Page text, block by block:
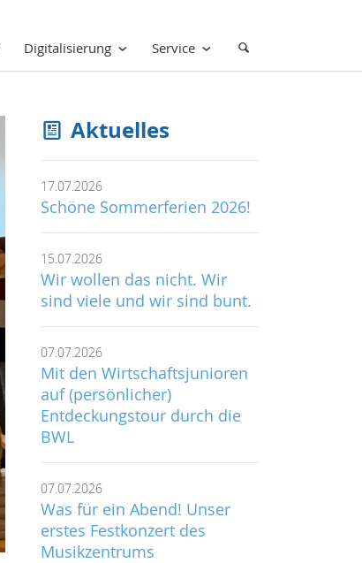
Digitalisierung Service
Aktuelles
17.07.2026
Schöne Sommerferien 2026!
15.07.2026
Wir wollen das nicht. Wir
sind viele und wir sind bunt.
07.07.2026
Mit den Wirtschaftsjunioren
auf (persönlicher)
Entdeckungstour durch die
BWL
07.07.2026
Was für ein Abend! Unser
erstes Festkonzert des
Musikzentrums